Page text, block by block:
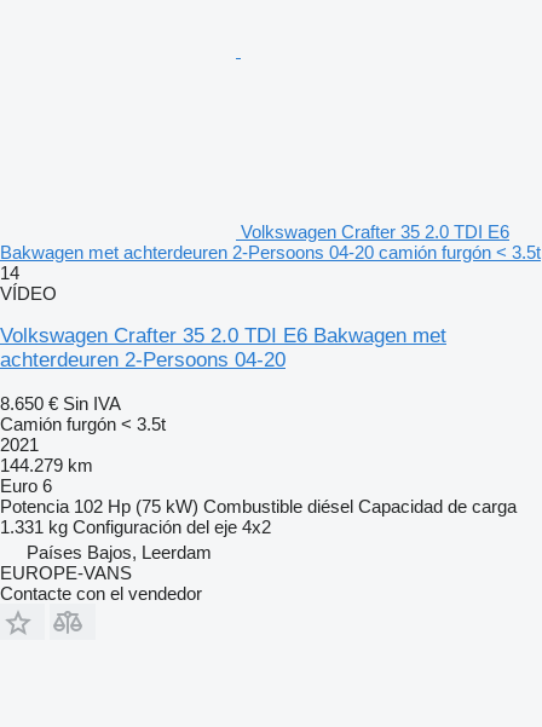
Volkswagen Crafter 35 2.0 TDI E6
Bakwagen met achterdeuren 2-Persoons 04-20 camión furgón < 3.5t
14
VÍDEO
Volkswagen Crafter 35 2.0 TDI E6 Bakwagen met
achterdeuren 2-Persoons 04-20
8.650 € Sin IVA
Camión furgón < 3.5t
2021
144.279 km
Euro 6
Potencia 102 Hp (75 kW) Combustible diésel Capacidad de carga
1.331 kg Configuración del eje 4x2
Países Bajos, Leerdam
EUROPE-VANS
Contacte con el vendedor